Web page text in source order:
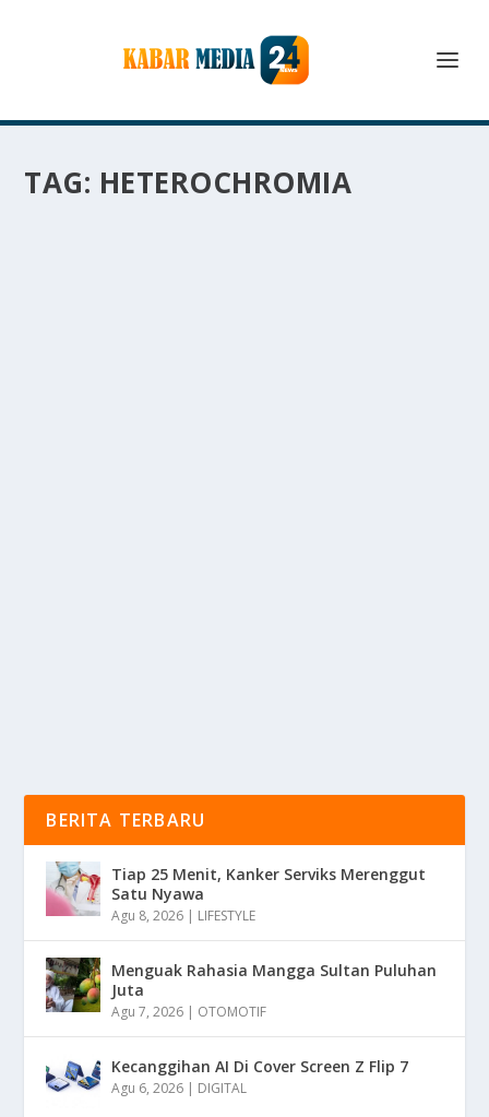
TAG: HETEROCHROMIA
BERITA TERBARU
Tiap 25 Menit, Kanker Serviks Merenggut
Satu Nyawa
Agu 8, 2026 | LIFESTYLE
Menguak Rahasia Mangga Sultan Puluhan
Juta
Agu 7, 2026 | OTOMOTIF
Kecanggihan AI Di Cover Screen Z Flip 7
Agu 6, 2026 | DIGITAL